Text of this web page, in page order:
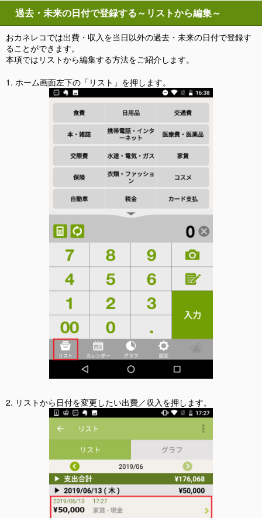
過去・未来の日付で登録する～リストから編集～
おカネレコでは出費・収入を当日以外の過去・未来の日付で登録す
ることができます。
本項ではリストから編集する方法をご紹介します。
1. ホーム画面左下の「リスト」を押します。
2. リストから日付を変更したい出費／収入を押します。